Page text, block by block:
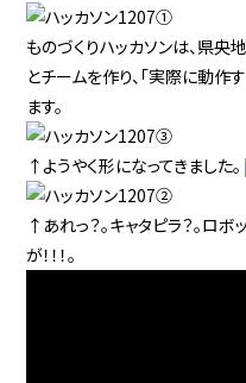
ものづくりハッカソンは、県央
とチームを作り、「実際に動作
ます。
↑ようやく形になってきました。
↑あれっ？。キャタピラ？。ロ
が！！！。